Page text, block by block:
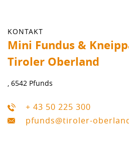
KONTAKT
Mini Fundus &
Tiroler Oberland
, 6542 Pfunds
+ 43 50 225 300
pfunds@tiroler-